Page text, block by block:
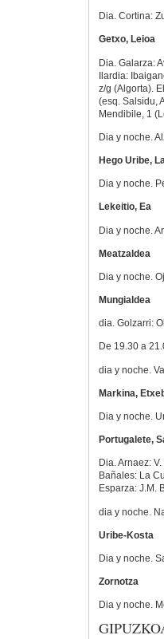
Dia. Cortina:
Getxo, Leioa
Dia. Galarza:
Ilardia:
z/g (Algorta).
(esq. Salsidu,
Mendibile, 1
Dia y noche.
Hego Uribe,
Dia y noche.
Lekeitio, Ea
Dia y noche.
Meatzaldea
Dia y noche.
Mungialdea
dia. Golzarri:
De 19.30 a
dia y noche.
Markina,
Dia y noche.
Portugalete,
Dia. Arnaez:
Bañales: La
Esparza: J.M.
dia y noche.
Uribe-Kosta
Dia y noche.
Zornotza
Dia y noche.